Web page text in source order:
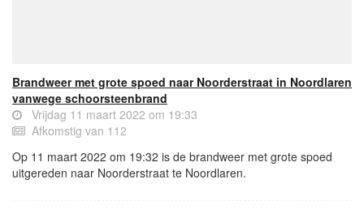
Brandweer met grote spoed naar Noorderstraat in Noordlaren
vanwege schoorsteenbrand
Vrijdag 11 maart 2022 om 19:33
Afkomstig van 112
Op 11 maart 2022 om 19:32 is de brandweer met grote spoed
uitgereden naar Noorderstraat te Noordlaren.